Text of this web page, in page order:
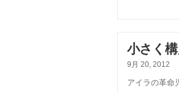
小さく構
9月 20, 2012
アイラの革命